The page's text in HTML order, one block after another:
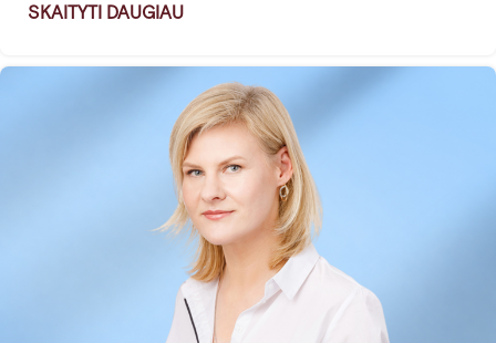
SKAITYTI DAUGIAU